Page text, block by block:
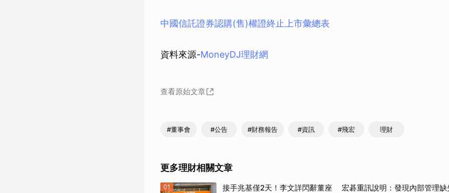
中國信託證券認購(售)權證終止上市彙總表
資料來源-MoneyDJ理財網
查看原始文章
#董事會 #公告 #財務報告 #資訊 #飛宏 理財
更多理財相關文章
01 接手兆基僅2天！李文詳閃辭董座 宏碁重訊說明：發現內部管理缺